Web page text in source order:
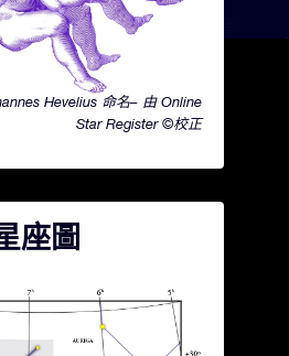
Hevelius 命名– 由 Online
Star Register ©校正
座圖